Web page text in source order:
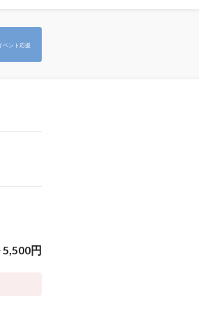
ベント応援
5,500円